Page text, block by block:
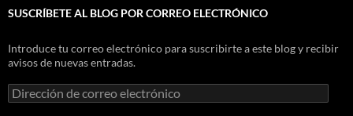
SUSCRÍBETE AL BLOG POR CORREO ELECTRÓNICO
Introduce tu correo electrónico para suscribirte a este blog y recibir
avisos de nuevas entradas.
Dirección
de